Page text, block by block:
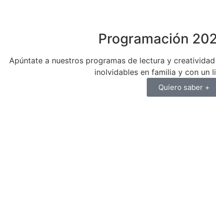
Programación
Apúntate a nuestros programas de lectura y
inolvidables en familia y con un
Quiero saber +